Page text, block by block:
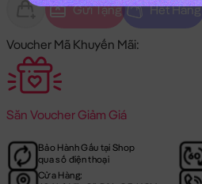
Gửi Tặng Hết Hàng
Voucher Mã Khuyến Mãi:
Săn Voucher Giảm Giá
Bảo Hành Gấu tại Shop
qua số điện thoại
Cửa Hàng: